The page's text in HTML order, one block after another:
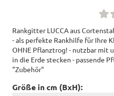
Rankgitter LUCCA aus
- als perfekte Rankhilfe für Ihre
OHNE Pflanztrog! - nutzbar mit
in die Erde stecken - passende
"Zubehör"
Größe in cm (BxH):